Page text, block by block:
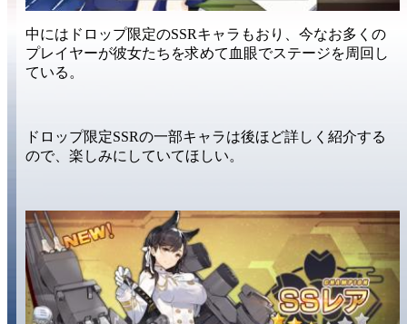
中には ドロップ限定のSSRキャラ もおり、今なお多くの
プレイヤーが彼女たちを求めて 血眼でステージを周回 し
ている。
ドロップ限定SSRの一部キャラは後ほど詳しく紹介する
ので、楽しみにしていてほしい。